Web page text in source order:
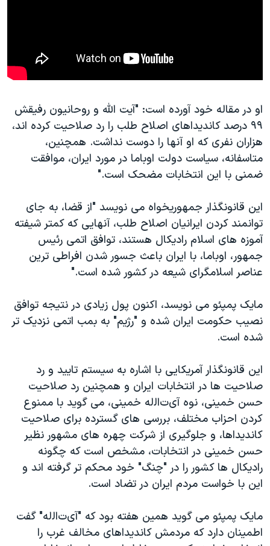
او در مقاله خود آورده است: "آیت الله و روحانیون رفیقش
۹۹ درصد کاندیداهای اصلاح طلب را رد صلاحیت کرده اند،
هزاران نفری که او آنها را دوست نداشت. همچنین،
متاسفانه، سیاست دولت اوباما در مورد ایران، موافقت
ضمنی با این انتخابات مضحک است."
این قانونگذار جمهوریخواه می نویسد "از قضا، به جای
توانمند کردن ایرانیان اصلاح طلب، آنهایی که کمتر شیفته
آموزه های اسلام رادیکال هستند، توافق اتمی رئیس
جمهور، اوباما، با ایران باعث جسور شدن افراطی ترین
عناصر اسلامگرای شیعه در کشور شده است."
مایک پمپئو می نویسد، اکنون پول زیادی در نتیجه توافق
نصیب حکومت ایران شده و "رژیم" به بمب اتمی نزدیک تر
شده است.
این قانونگذار آمریکایی با اشاره به سیستم تایید و رد
صلاحیت ها در انتخابات ایران و همچنین رد صلاحیت
حسن خمینی، نوه آیتاﻟله خمینی، می گوید با ممنوع
کردن احزاب مختلف، بررسی های گسترده برای صلاحیت
کاندیداها، و جلوگیری از شرکت چهره های مشهور نظیر
حسن خمینی در انتخابات، مشخص است که چگونه
رادیکال ها کشور را در "چنگ" خود محکم تر گرفته اند و
این با خواست مردم ایران در تضاد است.
مایک پمپئو می گوید همین هفته بود که "آیتاﻟله" گفت
اطمینان دارد که مردمش کاندیداهای مخالف غرب را